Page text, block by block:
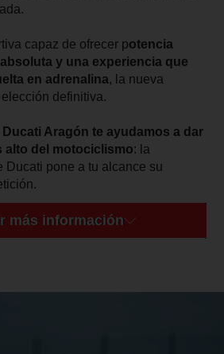
capaz de ofrecer potencia
y una experiencia que
en adrenalina, la nueva
definitiva.
Aragón te ayudamos a dar
alto del motociclismo: la
Ducati pone a tu alcance su
más información